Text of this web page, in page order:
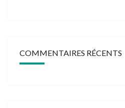
COMMENTAIRES RÉCENTS